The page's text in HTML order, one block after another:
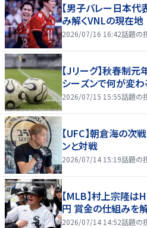
【男子バレー日本代
み解くVNLの現在地
2026/07/16 16:42話題の
【Jリーグ】秋春制
シーズンで何が変わ
2026/07/15 15:55話題の
【UFC】朝倉海の
ンと対戦
2026/07/14 15:19話題の
【MLB】村上宗隆
円 賞金の仕組みを
2026/07/14 14:52話題の